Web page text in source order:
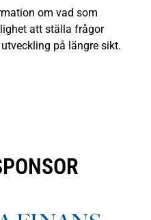
om vad som
att ställa frågor
på längre sikt.